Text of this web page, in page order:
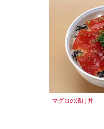
マグロの漬け丼